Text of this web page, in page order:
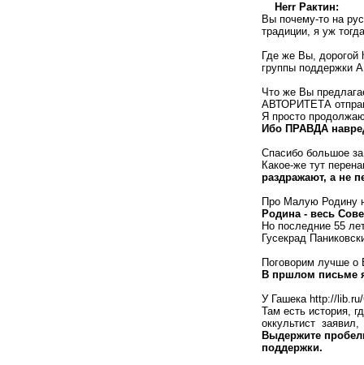
Herr Рактин:
Вы почему-то на
традиции, я уж
Где же Вы, дорогой
группы поддержки
Что же Вы
АВТОРИТЕТА
Я просто
Ибо ПРАВДА
Спасибо большое
Какое-же тут
раздражают, а не
Про Малую Родину
Родина - весь
Но последние 55
Гусекрад
Поговорим лучше о
В пршлом письме
У Гашека http://
Там есть история,
оккультист
Выдержите
поддержки.